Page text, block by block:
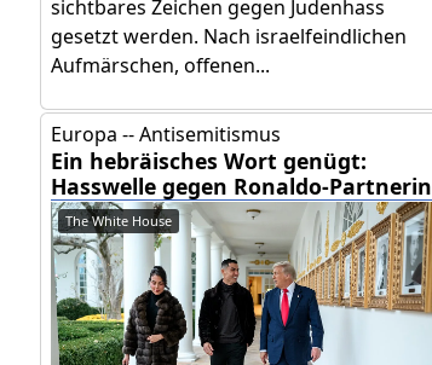
sichtbares Zeichen gegen Judenhass
gesetzt werden. Nach israelfeindlichen
Aufmärschen, offenen...
Europa -- Antisemitismus
Ein hebräisches Wort genügt:
Hasswelle gegen Ronaldo-Partnerin
The White House